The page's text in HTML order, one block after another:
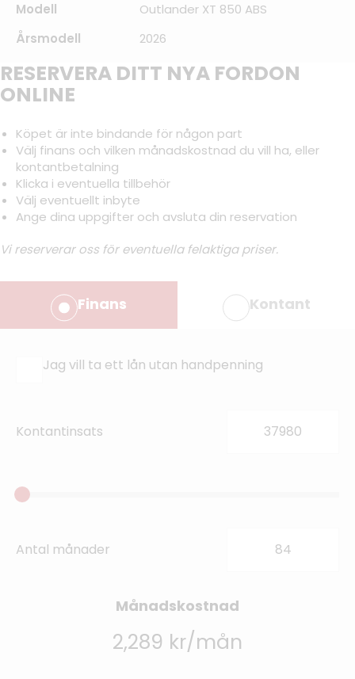
Modell
Outlander XT 850 ABS
Årsmodell
2026
RESERVERA DITT NYA FORDON
ONLINE
Köpet är inte bindande för någon part
Välj finans och vilken månadskostnad du vill ha, eller
kontantbetalning
Klicka i eventuella tillbehör
Välj eventuellt inbyte
Ange dina uppgifter och avsluta din reservation
Vi reserverar oss för eventuella felaktiga priser.
Finans Kontant
Jag vill ta ett lån utan handpenning
Kontantinsats
Antal månader
Månadskostnad
2,289 kr/mån